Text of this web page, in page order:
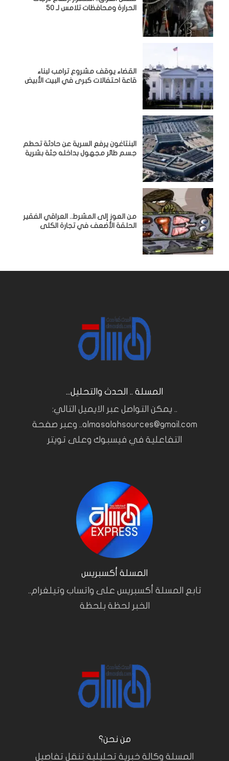
الحرارة ومحافظات تلامس لـ 50
القضاء يوقف مشروع ترامب لبناء
قاعة احتفالات كبرى في البيت الأبيض
البنتاغون يرفع السرية عن حادثة تحطم
جسم طائر مجهول بداخله جثة بشرية
من العوز إلى المشرط.. العراقي الفقير
الحلقة الأضعف في تجارة الكلى
المسلة .. الحدث والتحليل...
.. يمكن التواصل عبر الايميل التالي:
almasalahsources@gmail.com.. وعبر صفحة
التفاعلية في فيسبوك وعلى تويتر
المسلة أكسبريس
تابع المسلة أكسبريس على واتساب وتيلغرام..
الخبر لحظة بلحظة
من نحن؟
المسلة وكالة خبرية تحليلية تنقل تفاصيل